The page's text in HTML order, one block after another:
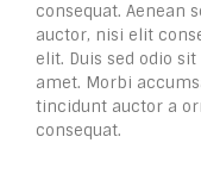
consequat. Aenean
auctor, nisi elit
elit. Duis sed odio
amet. Morbi
tincidunt auctor a
consequat.